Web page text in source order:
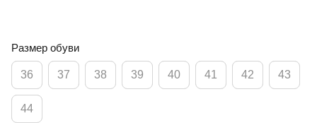
Размер обуви
36 37 38 39 40 41 42 43
44